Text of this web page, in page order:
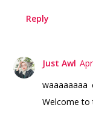
Reply
Just Awl
waaaaaaaa
Welcome to